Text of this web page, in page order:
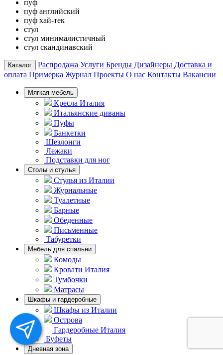
пуф
пуф английский
пуф хай-тек
стул
стул минималистичный
стул скандинавский
Каталог Распродажа Услуги Бренды Дизайнеры Доставка и
оплата Примерка Журнал Проекты О нас Контакты Вакансии
Мягкая мебель
Кресла Италия
Итальянские диваны
Пуфы
Банкетки
Шезлонги
Лежаки
Подставки для ног
Столы и стулья
Стулья из Италии
Журнальные
Туалетные
Барные
Обеденные
Письменные
Табуретки
Мебель для спальни
Комоды
Кровати Италия
Тумбочки
Матрасы
Шкафы и гардеробные
Шкафы из Италии
Острова
Гардеробные Италия
Буфеты
Дневная зона